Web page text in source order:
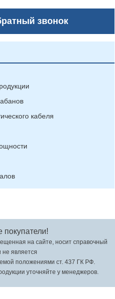
звонок
кабеля
на сайте, носит справочный
не является
положениями ст. 437 ГК РФ.
уточняйте у менеджеров.